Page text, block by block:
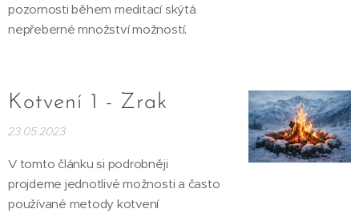
pozornosti během meditací skýtá
nepřeberné množství možností.
Kotvení 1 - Zrak
23.05.2023
V tomto článku si podrobněji
projdeme jednotlivé možnosti a často
používané metody kotvení